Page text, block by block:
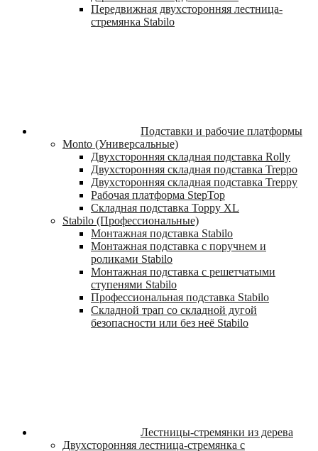
Передвижная двухсторонняя лестница-
стремянка Stabilo
Подставки и рабочие платформы
Monto (Универсальные)
Двухсторонняя складная подставка Rolly
Двухсторонняя складная подставка Treppo
Двухсторонняя складная подставка Treppy
Рабочая платформа StepTop
Складная подставка Toppy XL
Stabilo (Профессиональные)
Монтажная подставка Stabilo
Монтажная подставка с поручнем и
роликами Stabilo
Монтажная подставка с решетчатыми
ступенями Stabilo
Профессиональная подставка Stabilo
Складной трап со складной дугой
безопасности или без неё Stabilo
Лестницы-стремянки из дерева
Двухсторонняя лестница-стремянка с